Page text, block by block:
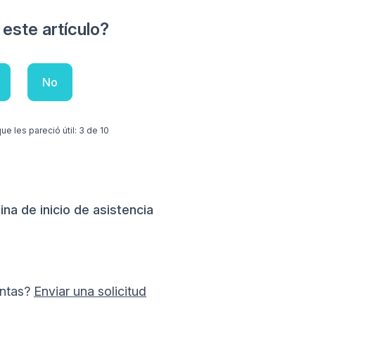
este artículo?
No
les pareció útil: 3 de 10
de inicio de asistencia
Enviar una solicitud